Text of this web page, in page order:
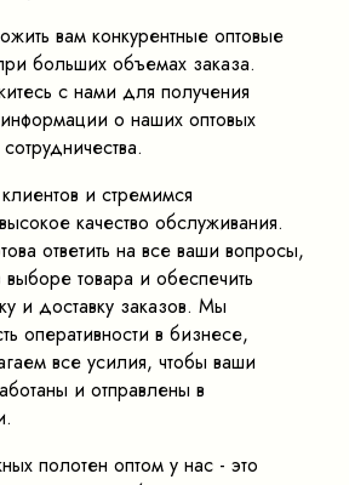
вам конкурентные оптовые
больших объемах заказа.
с нами для получения
о наших оптовых
и стремимся
качество обслуживания.
ответить на все ваши вопросы,
товара и обеспечить
и доставку заказов. Мы
оперативности в бизнесе,
все усилия, чтобы ваши
и отправлены в
полотен оптом у нас - это